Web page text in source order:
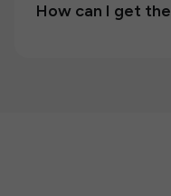
How can I get